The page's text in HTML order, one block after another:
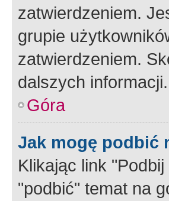
zatwierdzeniem.
grupie
zatwierdzeniem.
dalszych informacji.
Góra
Jak mogę podbić
Klikając link
"podbić" temat na